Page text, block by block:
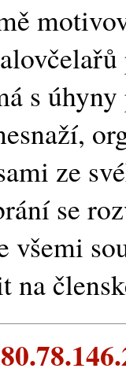
s
ze
se
všemi
na